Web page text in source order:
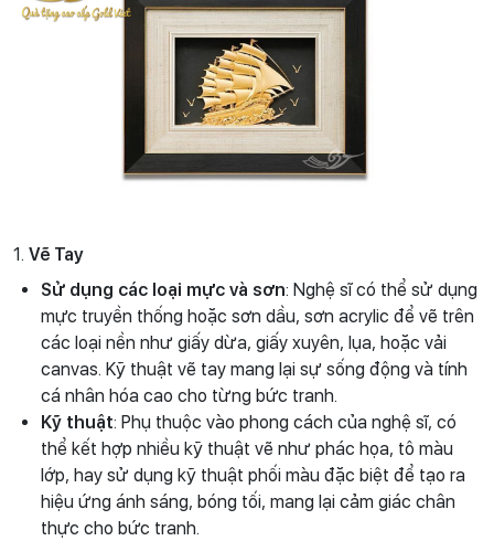
1. Vẽ Tay
Sử dụng các loại mực và sơn: Nghệ sĩ có thể sử dụng
mực truyền thống hoặc sơn dầu, sơn acrylic để vẽ trên
các loại nền như giấy dừa, giấy xuyên, lụa, hoặc vải
canvas. Kỹ thuật vẽ tay mang lại sự sống động và tính
cá nhân hóa cao cho từng bức tranh.
Kỹ thuật: Phụ thuộc vào phong cách của nghệ sĩ, có
thể kết hợp nhiều kỹ thuật vẽ như phác họa, tô màu
lớp, hay sử dụng kỹ thuật phối màu đặc biệt để tạo ra
hiệu ứng ánh sáng, bóng tối, mang lại cảm giác chân
thực cho bức tranh.